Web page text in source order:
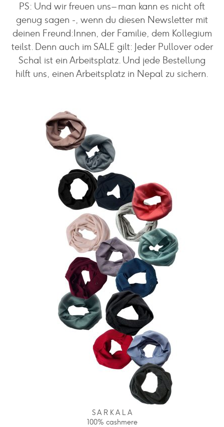
PS: Und wir freuen uns – man kann es nicht oft
genug sagen -, wenn du diesen Newsletter mit
deinen Freund:Innen, der Familie, dem Kollegium
teilst. Denn auch im SALE gilt: Jeder Pullover oder
Schal ist ein Arbeitsplatz. Und jede Bestellung
hilft uns, einen Arbeitsplatz in Nepal zu sichern.
S A R K A L A
100% cashmere